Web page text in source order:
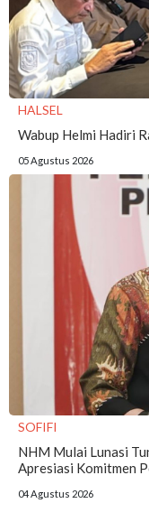
HALSEL
Wabup Helmi Hadiri
05 Agustus 2026
SOFIFI
NHM Mulai Lunasi
Apresiasi Komitmen
04 Agustus 2026